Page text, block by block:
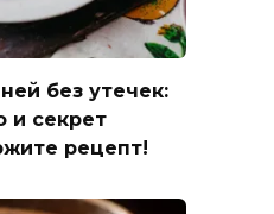
без утечек:
и секрет
рецепт!